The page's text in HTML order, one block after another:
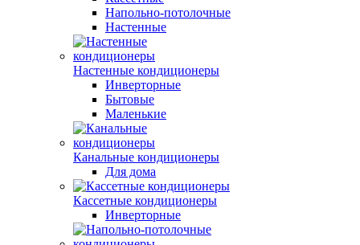
Напольно-потолочные
Настенные
Настенные кондиционеры
Инверторные
Бытовые
Маленькие
Канальные кондиционеры
Для дома
Кассетные кондиционеры
Инверторные